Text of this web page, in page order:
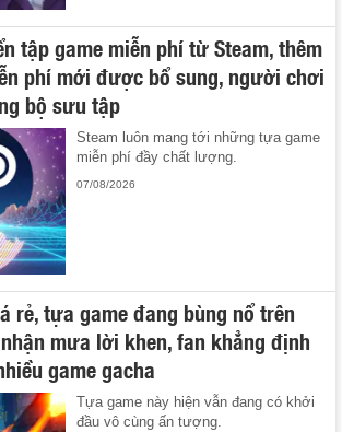
tập game miễn phí từ Steam, thêm
phí mới được bổ sung, người chơi
bộ sưu tập
Steam luôn mang tới những tựa game
miễn phí đầy chất lượng.
07/08/2026
rẻ, tựa game đang bùng nổ trên
mưa lời khen, fan khẳng định
game gacha
Tựa game này hiện vẫn đang có khởi
đầu vô cùng ấn tượng.